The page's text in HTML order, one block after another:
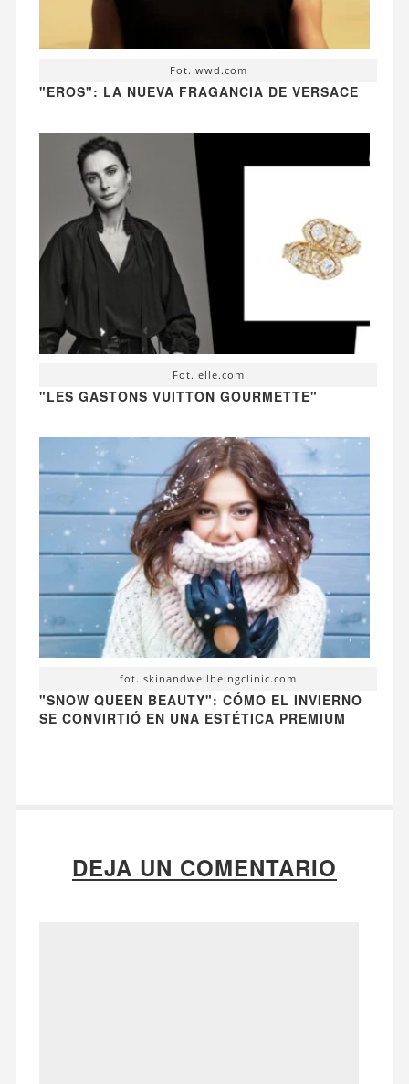
Fot. wwd.com
"EROS": LA NUEVA FRAGANCIA DE VERSACE
Fot. elle.com
"LES GASTONS VUITTON GOURMETTE"
fot. skinandwellbeingclinic.com
"SNOW QUEEN BEAUTY": CÓMO EL INVIERNO
SE CONVIRTIÓ EN UNA ESTÉTICA PREMIUM
DEJA UN COMENTARIO